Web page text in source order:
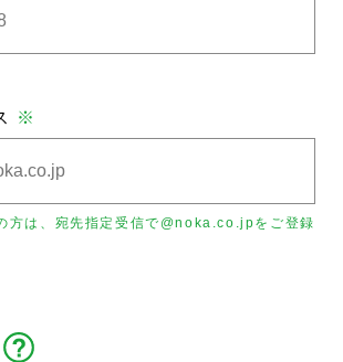
※
方は、宛先指定受信で@noka.co.jpをご登録